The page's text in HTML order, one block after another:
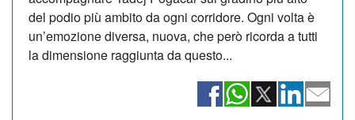
del podio più ambito da ogni corridore. Ogni volta è
un’emozione diversa, nuova, che però ricorda a tutti
la dimensione raggiunta da questo...